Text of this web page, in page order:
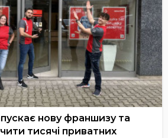
нову франшизу та
тисячі приватних